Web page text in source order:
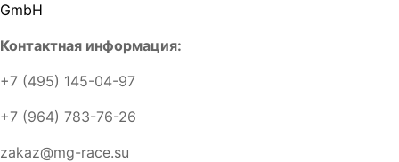
GmbH
Контактная информация:
+7 (495) 145-04-97
+7 (964) 783-76-26
zakaz@mg-race.su